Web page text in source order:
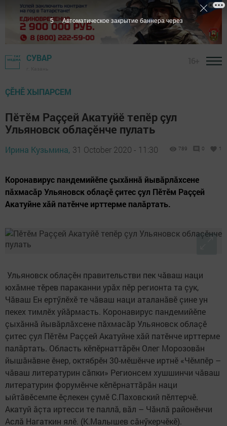
СУВАР
ÇӖНӖ ХЫПАРСЕМ
Пӗтӗм Раççей Акатуйӗ тепӗр çул
Ульяновск облаçӗнче пулать
Ирина Кузьмина, 31 October 2020 - 11:30 789 0 1
Коронавирус пандемийӗпе çыхăннă йывăрлăхсене
пăхмасăр Ульяновск облаçӗ çитес çул Пӗтӗм Раççей
Акатуйне хăй патӗнче ирттерме палăртать.
Ульяновск облаçӗн правительстви пек чăваш наци
юхăмне тӗрев параканни урăх пӗр регионта та çук,
Чăваш Ен ертӳлӗхӗ те чăваш наци аталанăвӗ çине ун
пекех тимлӗх уйăрмасть. Коронавирус пандемийӗпе
çыхăннă йывăрлăхсене пăхмасăр Ульяновск облаçӗ
çитес çул Пӗтӗм Раççей Акатуйне хăй патӗнче ирттерме
палăртать. Область кӗпӗрнаттăрӗн Олег Морозовăн
йышăнăвне ӗнер, октябрӗн 30-мӗшӗнче иртнӗ «Чӗмпӗр –
чăваш литературин сăпки» Регионсем хушшинчи чăваш
литературин форумӗнче кӗпӗрнаттăрăн наци
ыйтăвӗсемпе ӗçлекен çумӗ С.Паховский пӗлтерчӗ.
Акатуй ăçта иртесси те паллă, вăл – Чăнлă районӗнчи
Аслă Нагаткин ялӗ. (К.Малышев сăнӳкерчӗкӗ).
4 Автоматическое закрытие баннера через